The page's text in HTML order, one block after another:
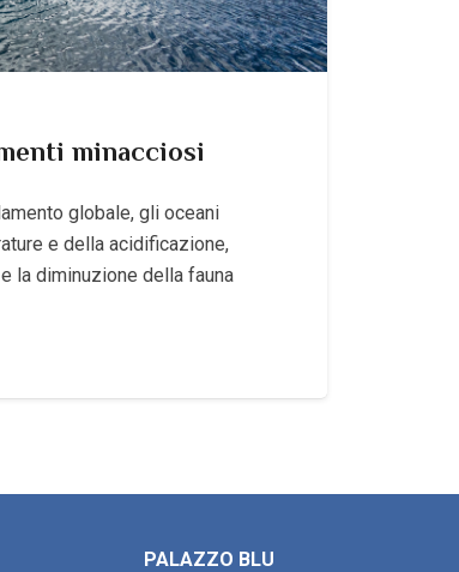
minacciosi
globale, gli oceani
e della acidificazione,
la diminuzione della fauna
PALAZZO BLU